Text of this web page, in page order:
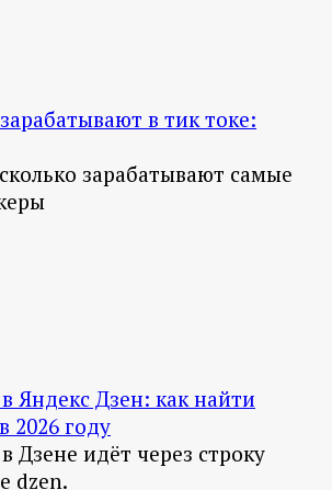
в тик токе:
зарабатывают самые
Яндекс Дзен: как найти
2026 году
Дзене идёт через строку
dzen.